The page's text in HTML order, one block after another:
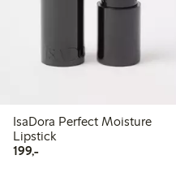
IsaDora Perfect Moisture
Lipstick
199,-199,00 kr